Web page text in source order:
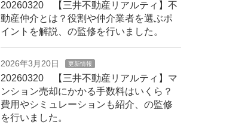
20260320 【三井不動産リアルティ】不
動産仲介とは？役割や仲介業者を選ぶポ
イントを解説、の監修を行いました。
2026年3月20日 更新情報
20260320 【三井不動産リアルティ】マ
ンション売却にかかる手数料はいくら？
費用やシミュレーションも紹介、の監修
を行いました。